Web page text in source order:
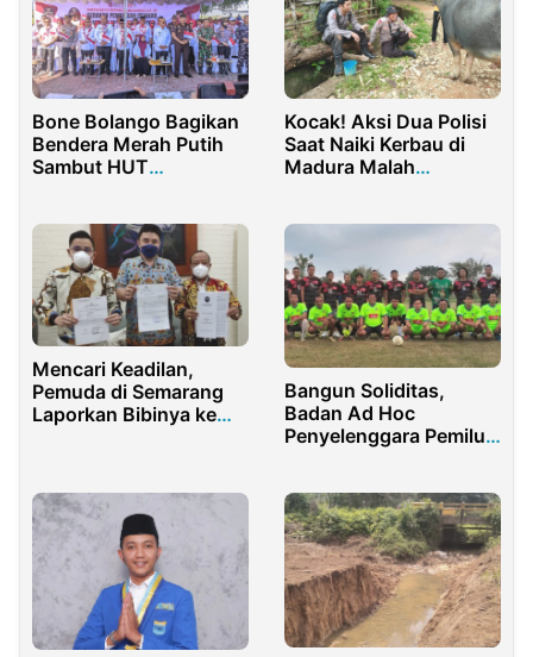
Bone Bolango Bagikan
Bendera Merah Putih
Sambut HUT
Kocak! Aksi Dua Polisi
Saat Naiki Kerbau di
Madura Malah
Mencari Keadilan,
Pemuda di Semarang
Laporkan Bibinya ke
Bangun Soliditas,
Badan Ad Hoc
Penyelenggara Pemilu